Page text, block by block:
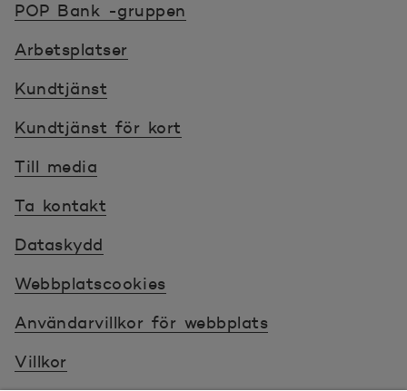
POP Bank -gruppen
Arbetsplatser
Kundtjänst
Kundtjänst för kort
Till media
Ta kontakt
Dataskydd
Webbplatscookies
Användarvillkor för webbplats
Villkor